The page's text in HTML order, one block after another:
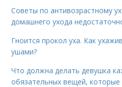
Советы по антивозрастному
домашнего ухода
Гноится прокол уха. Как
ушами?
Что должна делать девушка
обязательных вещей, которые